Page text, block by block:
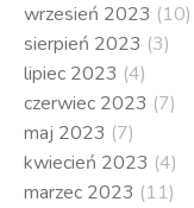
wrzesień 2023 (10)
sierpień 2023 (3)
lipiec 2023 (4)
czerwiec 2023 (7)
maj 2023 (7)
kwiecień 2023 (4)
marzec 2023 (11)